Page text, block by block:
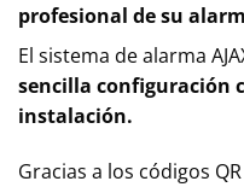
profesional de su
El sistema de alarma
sencilla configuración
instalación.
Gracias a los códigos